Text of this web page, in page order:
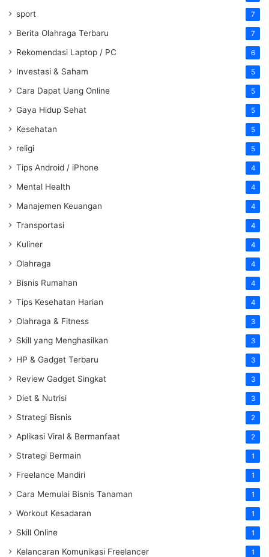
sport 7
Berita Olahraga Terbaru 7
Rekomendasi Laptop / PC 6
Investasi & Saham 5
Cara Dapat Uang Online 5
Gaya Hidup Sehat 5
Kesehatan 5
religi 5
Tips Android / iPhone 4
Mental Health 4
Manajemen Keuangan 4
Transportasi 4
Kuliner 4
Olahraga 4
Bisnis Rumahan 4
Tips Kesehatan Harian 4
Olahraga & Fitness 3
Skill yang Menghasilkan 3
HP & Gadget Terbaru 3
Review Gadget Singkat 3
Diet & Nutrisi 3
Strategi Bisnis 2
Aplikasi Viral & Bermanfaat 2
Strategi Bermain 1
Freelance Mandiri 1
Cara Memulai Bisnis Tanaman 1
Workout Kesadaran 1
Skill Online 1
Kelancaran Komunikasi Freelancer 1